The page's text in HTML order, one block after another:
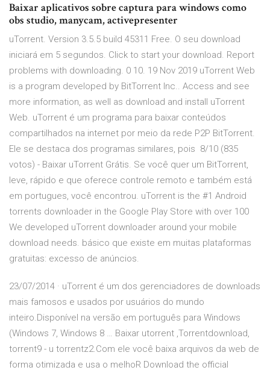
Baixar aplicativos sobre captura para windows como
obs studio, manycam, activepresenter
uTorrent. Version 3.5.5 build 45311 Free. O seu download
iniciará em 5 segundos. Click to start your download. Report
problems with downloading. 0 10. 19 Nov 2019 uTorrent Web
is a program developed by BitTorrent Inc.. Access and see
more information, as well as download and install uTorrent
Web. uTorrent é um programa para baixar conteúdos
compartilhados na internet por meio da rede P2P BitTorrent.
Ele se destaca dos programas similares, pois 8/10 (835
votos) - Baixar uTorrent Grátis. Se você quer um BitTorrent,
leve, rápido e que oferece controle remoto e também está
em portugues, você encontrou. uTorrent is the #1 Android
torrents downloader in the Google Play Store with over 100
We developed uTorrent downloader around your mobile
download needs. básico que existe em muitas plataformas
gratuitas: excesso de anúncios.
23/07/2014 · uTorrent é um dos gerenciadores de downloads
mais famosos e usados por usuários do mundo
inteiro.Disponível na versão em português para Windows
(Windows 7, Windows 8 … Baixar utorrent ,Torrentdownload,
torrent9 - u torrentz2.Com ele você baixa arquivos da web de
forma otimizada e usa o melhoR Download the official